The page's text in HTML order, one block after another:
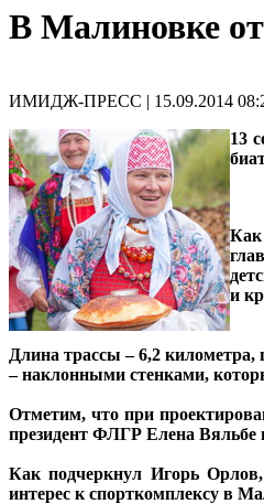
В Малиновке
ИМИДЖ-ПРЕСС | 15.09.2014
13
Как
и
Длина трассы – 6,2
– наклонными стенками,
Отметим, что при
президент ФЛГР Елена Вяльбе
Как подчеркнул Игорь Орлов,
интерес к спорткомплексу в